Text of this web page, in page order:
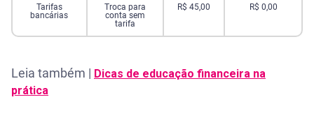
Tarifas
bancárias
Troca para
conta sem
tarifa
R$ 45,00 R$ 0,00
Leia também | Dicas de educação financeira na
prática